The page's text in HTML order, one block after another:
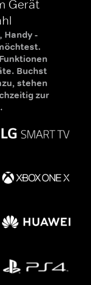
Gerät
Handy -
Buchst
stehen
zur